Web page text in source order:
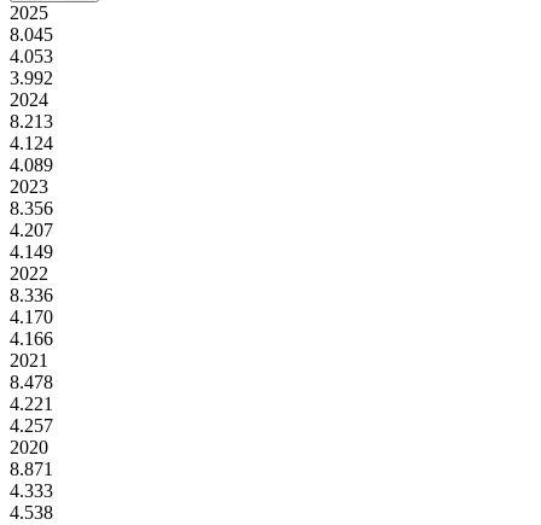
2025
8.045
4.053
3.992
2024
8.213
4.124
4.089
2023
8.356
4.207
4.149
2022
8.336
4.170
4.166
2021
8.478
4.221
4.257
2020
8.871
4.333
4.538